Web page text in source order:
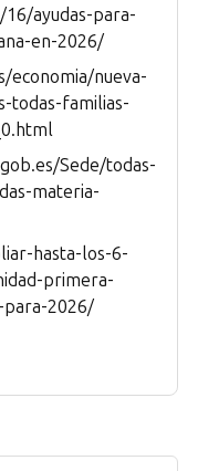
ayudas-para-
en-2026/
economia/nueva-
todas-familias-
Sede/todas-
materia-
hasta-los-6-
primera-
para-2026/